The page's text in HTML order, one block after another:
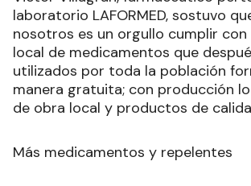
laboratorio LAFORMED, sostuvo
nosotros es un orgullo cumplir
local de medicamentos que
utilizados por toda la población
manera gratuita; con producción
de obra local y productos de
Más medicamentos y repelentes